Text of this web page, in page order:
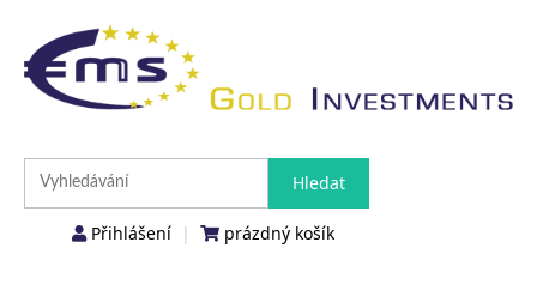
Přihlášení | prázdný košík